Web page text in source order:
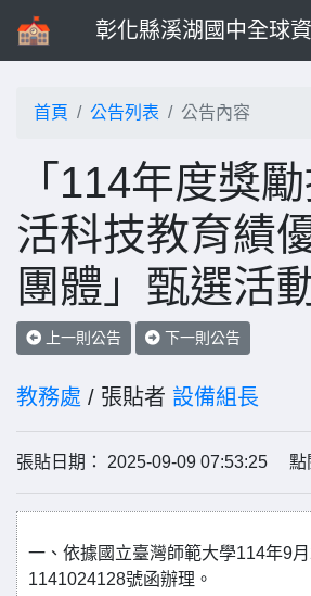
彰化縣溪湖國中全球
首頁 公告列表 公告內容
「114年度獎
活科技教育績
團體」甄選活
上一則公告 下一則公告
教務處 / 張貼者 設備組長
張貼日期： 2025-09-09 07:53:25 點
一、依據國立臺灣師範大學114年9
1141024128號函辦理。